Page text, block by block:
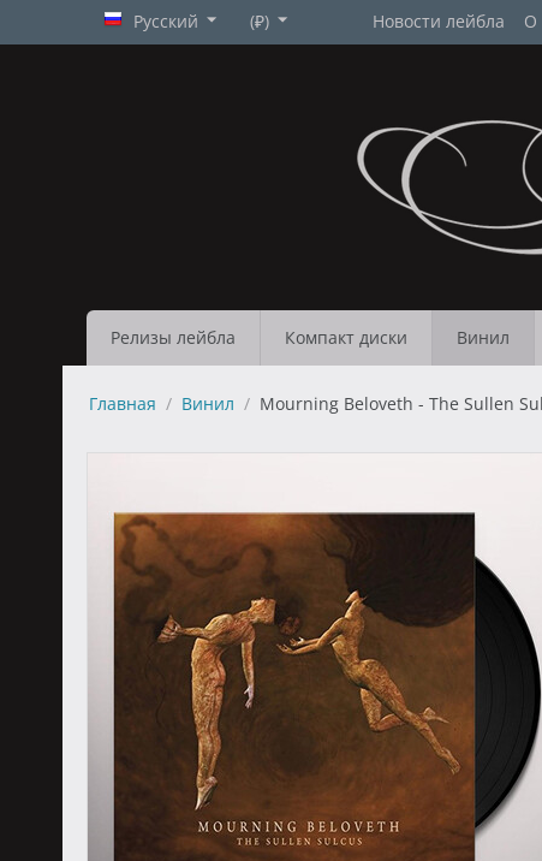
Русский (₽) Новости лейбла О
Релизы лейбла Компакт диски Винил
Главная / Винил / Mourning Beloveth - The Sullen